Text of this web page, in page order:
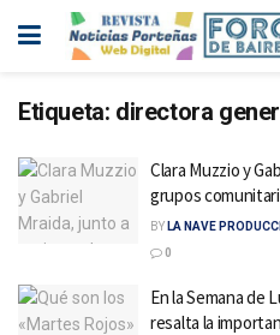
Etiqueta: directora
Clara Muzzio y
grupos
BY LA NAVE
0
En la Semana de
resalta la